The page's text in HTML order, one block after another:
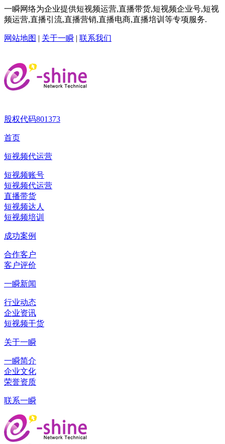
一瞬网络为企业提供短视频运营,直播带货,短视频企业号,短视
频运营,直播引流,直播营销,直播电商,直播培训等专项服务.
网站地图 | 关于一瞬 | 联系我们
股权代码801373
首页
短视频代运营
短视频账号
短视频代运营
直播带货
短视频达人
短视频培训
成功案例
合作客户
客户评价
一瞬新闻
行业动态
企业资讯
短视频干货
关于一瞬
一瞬简介
企业文化
荣誉资质
联系一瞬